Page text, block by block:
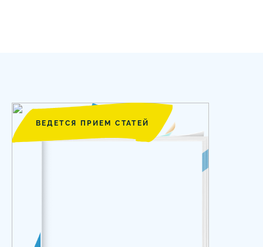
ВЕДЕТСЯ ПРИЕМ СТАТЕЙ